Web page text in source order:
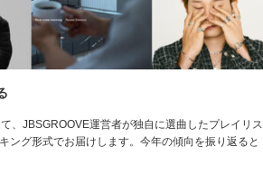
、JBSGROOVE運営者が独自に選曲したプレイリス
ング形式でお届けします。今年の傾向を振り返ると